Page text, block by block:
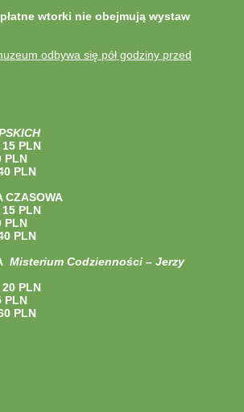
wtorki nie obejmują wystaw
odbywa się pół godziny przed
15 PLN
PLN
PLN
CZASOWA
15 PLN
PLN
PLN
Misterium Codzienności – Jerzy
20 PLN
PLN
PLN